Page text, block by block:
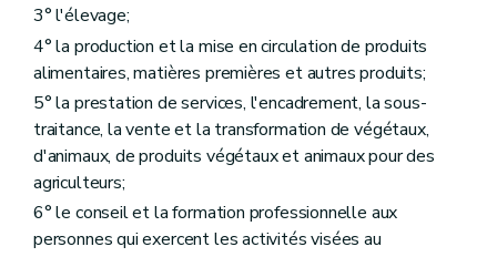
Art. D163
Titre VI Les produits animaux
Chapitre I
Les productions animales
Art. D164
Chapitre II L'élevage
Art. D165
Art. D166
Art. D167
Art. D168
Art. D169
Chapitre III Classement des carcasses de gros bovins et des carcasses de porcs
3° l'élevage;
4° la production et la mise en circulation de produits
alimentaires, matières premières et autres produits;
5° la prestation de services, l'encadrement, la sous-
traitance, la vente et la transformation de végétaux,
d'animaux, de produits végétaux et animaux pour des
agriculteurs;
6° le conseil et la formation professionnelle aux
personnes qui exercent les activités visées au